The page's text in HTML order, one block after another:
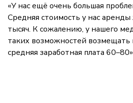
«У нас ещё очень большая
Средняя стоимость у нас
тысяч. К сожалению, у нашего
таких возможностей возмещать
средняя заработная плата